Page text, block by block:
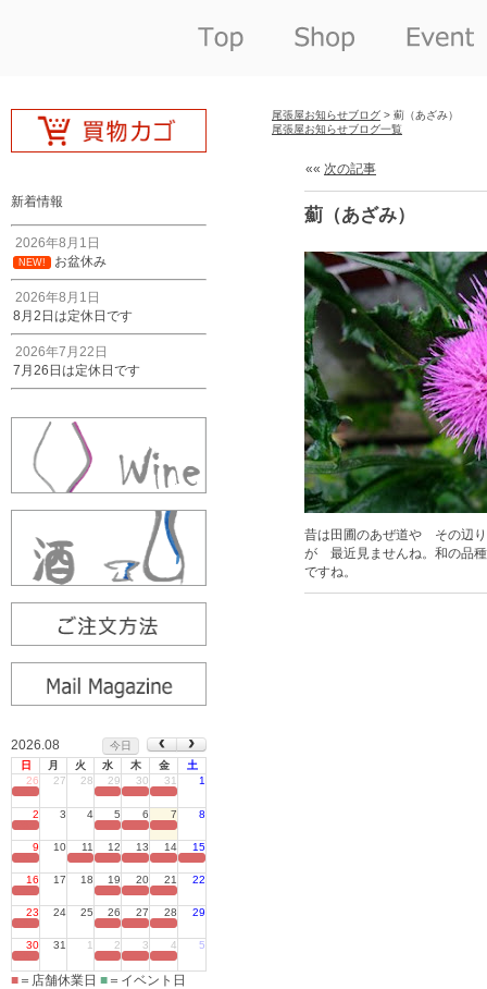
新着情報
2026年8月1日
NEW! お盆休み
2026年8月1日
8月2日は定休日です
2026年7月22日
7月26日は定休日です
2026.08
今日
日
月 火 水 木 金
土
26
27 28 29 30 31 1
2 3 4 5 6 7 8
9 10 11 12 13 14 15
16 17 18 19 20 21 22
23 24 25 26 27 28 29
30 31 1 2 3 4 5
■ ＝店舗休業日 ■ ＝イベント日
尾張屋お知らせブログ > 薊（あざみ）
尾張屋お知らせブログ一覧
«« 次の記事
薊（あざみ）
昔は田圃のあぜ道や その辺
が 最近見ませんね。和の品
ですね。